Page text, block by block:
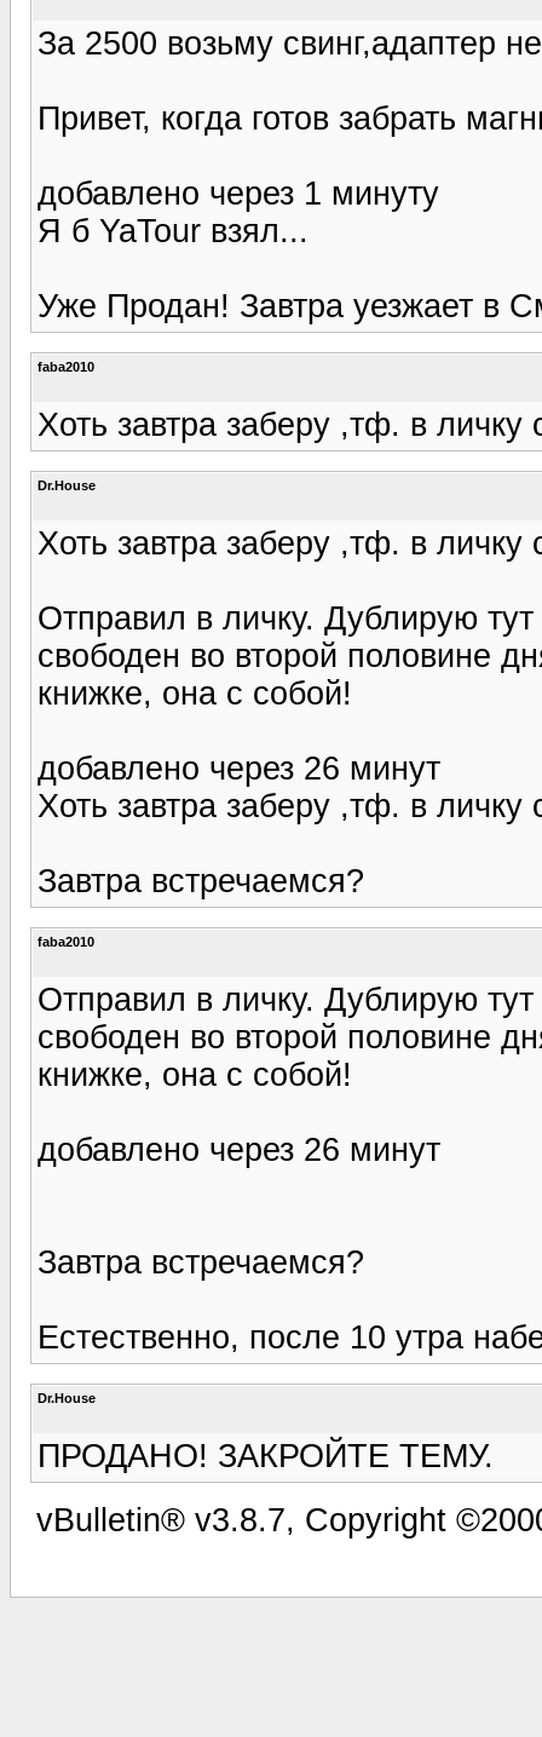
За 2500 возьму свинг,адаптер
Привет, когда готов забрать
добавлено через 1 минуту
Я б YaTour взял...
Уже Продан! Завтра уезжает в
faba2010
Хоть завтра заберу ,тф. в личку
Dr.House
Хоть завтра заберу ,тф. в личку
Отправил в личку. Дублирую
свободен во второй половине
книжке, она с собой!
добавлено через 26 минут
Хоть завтра заберу ,тф. в личку
Завтра встречаемся?
faba2010
Отправил в личку. Дублирую
свободен во второй половине
книжке, она с собой!
добавлено через 26 минут
Завтра встречаемся?
Естественно, после 10 утра
Dr.House
ПРОДАНО! ЗАКРОЙТЕ ТЕМУ.
vBulletin® v3.8.7, Copyright